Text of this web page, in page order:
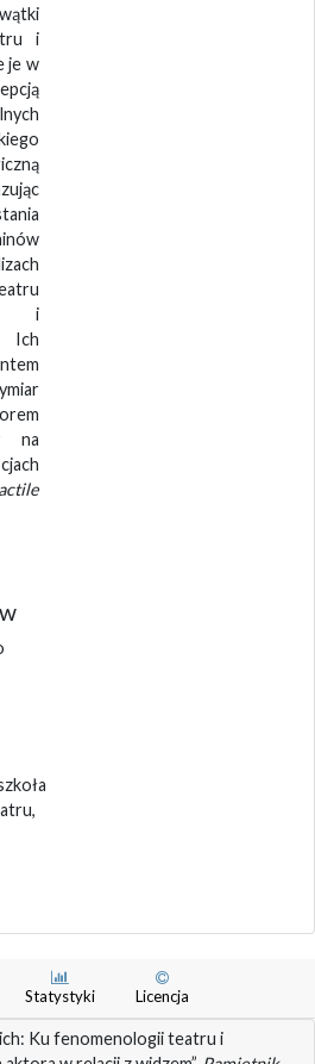
i
je w
i
Ich
na
Statystyki Licencja
Ku fenomenologii teatru i